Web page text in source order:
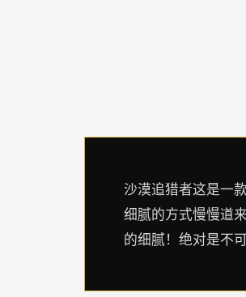
沙漠追猎者这是一
细腻的方式慢慢道
的细腻！绝对是不